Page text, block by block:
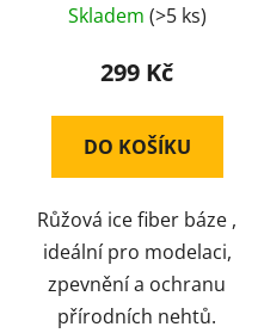
hodnocení
produktu
5,0
z
hvězdiček.
Skladem (>5 ks)
299 Kč
DO KOŠÍKU
Růžová ice fiber báze ,
ideální pro modelaci,
zpevnění a ochranu
přírodních nehtů.